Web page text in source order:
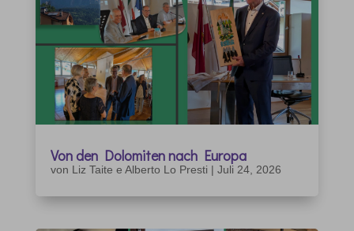
Von den Dolomiten nach Europa
von Liz Taite e Alberto Lo Presti | Juli 24, 2026